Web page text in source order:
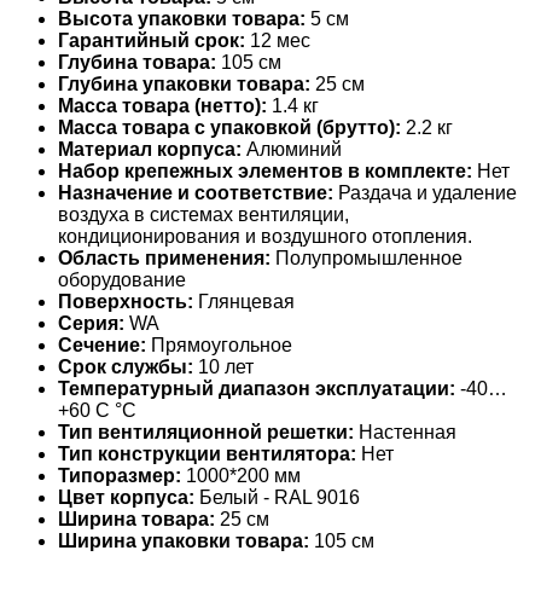
Высота упаковки товара: 5 см
Гарантийный срок: 12 мес
Глубина товара: 105 см
Глубина упаковки товара: 25 см
Масса товара (нетто): 1.4 кг
Масса товара с упаковкой (брутто): 2.2 кг
Материал корпуса: Алюминий
Набор крепежных элементов в комплекте: Нет
Назначение и соответствие: Раздача и удаление
воздуха в системах вентиляции,
кондиционирования и воздушного отопления.
Область применения: Полупромышленное
оборудование
Поверхность: Глянцевая
Серия: WA
Сечение: Прямоугольное
Срок службы: 10 лет
Температурный диапазон эксплуатации: -40…
+60 С °С
Тип вентиляционной решетки: Настенная
Тип конструкции вентилятора: Нет
Типоразмер: 1000*200 мм
Цвет корпуса: Белый - RAL 9016
Ширина товара: 25 см
Ширина упаковки товара: 105 см